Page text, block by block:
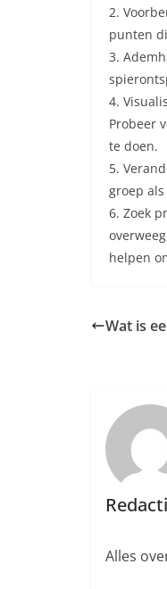
2.
punten
3.
4.
Probeer
te doen.
5.
groep
6. Zoek
helpen
Wat is
Alles